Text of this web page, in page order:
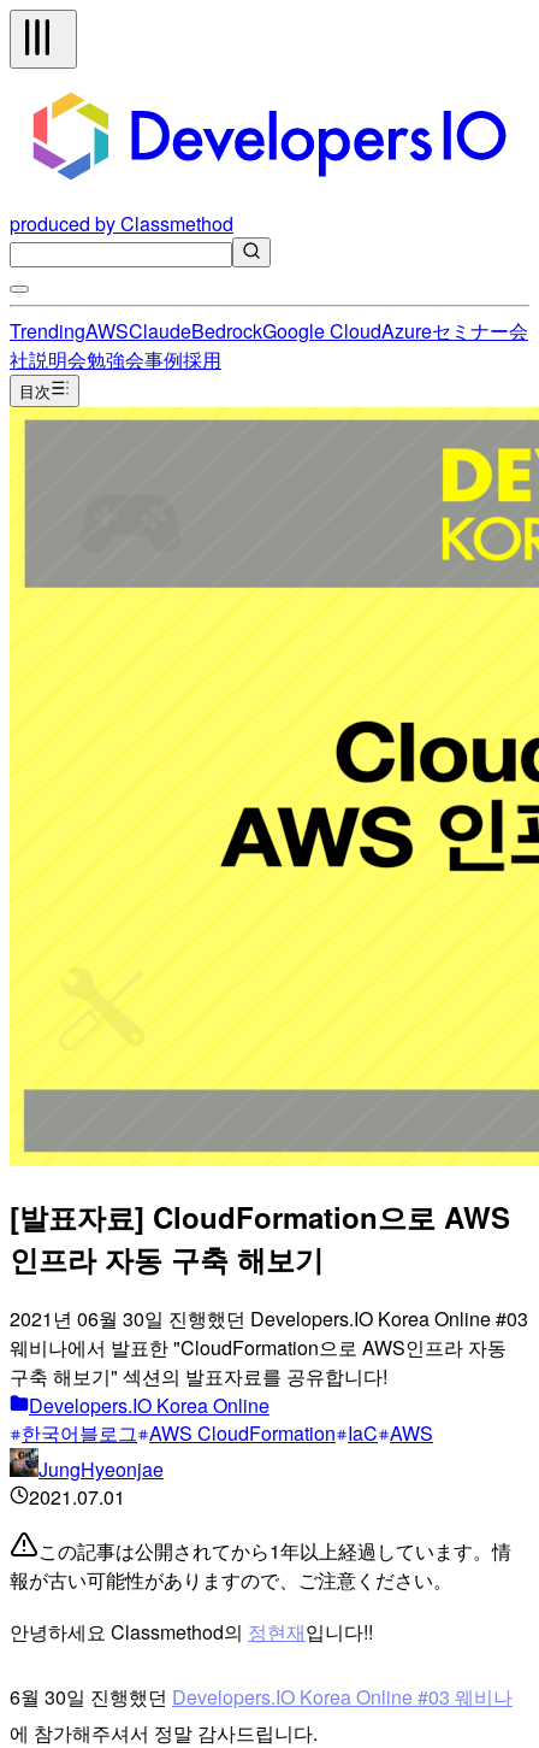
produced by Classmethod
TrendingAWSClaudeBedrockGoogle CloudAzureセミナー会
社説明会勉強会事例採用
目次
[발표자료] CloudFormation으로 AWS
인프라 자동 구축 해보기
2021년 06월 30일 진행했던 Developers.IO Korea Online #03
웨비나에서 발표한 "CloudFormation으로 AWS인프라 자동
구축 해보기" 섹션의 발표자료를 공유합니다!
Developers.IO Korea Online
한국어블로그 AWS CloudFormation IaC AWS
JungHyeonjae
2021.07.01
この記事は公開されてから1年以上経過しています。情
報が古い可能性がありますので、ご注意ください。
안녕하세요 Classmethod의 정현재입니다!!
6월 30일 진행했던 Developers.IO Korea Online #03 웨비나
에 참가해주셔서 정말 감사드립니다.